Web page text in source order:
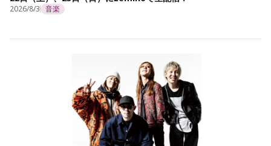
2026/8/3 音楽